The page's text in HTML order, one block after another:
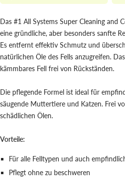
Das #1 All Systems Super Cleaning and
eine gründliche, aber besonders sanfte
Es entfernt effektiv Schmutz und
natürlichen Öle des Fells anzugreifen.
kämmbares Fell frei von Rückständen.
Die pflegende Formel ist ideal für
säugende Muttertiere und Katzen. Frei
schädlichen Ölen.
Vorteile:
Für alle Felltypen und auch
Pflegt ohne zu beschweren